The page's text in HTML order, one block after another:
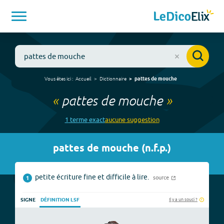
Vous êtes ici : Accueil Dictionnaire pattes de mouche
« pattes de mouche»
1 termeexactaucunesuggestion
pattes de mouche (n.f.p.)
1 petite écriture fine et difficile à lire. source
SIGNE DÉFINITION LSF Il y a un souci ?